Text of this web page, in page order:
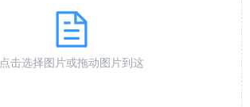
点击选择图片或拖动图片到这